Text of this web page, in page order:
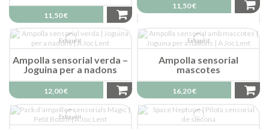
11,50 €
11,50 €
Exhaurit
Ampolla sensorial verda –
Joguina per a nadons
12,00 €
Exhaurit
Ampolla sensorial
mascotes
16,20 €
Exhaurit